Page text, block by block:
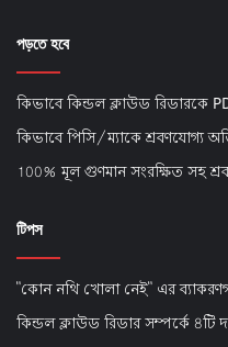
পড়তে হবে
কিভাবে কিন্ডল ক্লাউড রিডারকে
কিভাবে পিসি/ম্যাকে শ্রবণযোগ্য
100% মূল গুণমান সংরক্ষিত সহ
টিপস
"কোন নথি খোলা নেই" এর
কিন্ডল ক্লাউড রিডার সম্পর্কে 8টি